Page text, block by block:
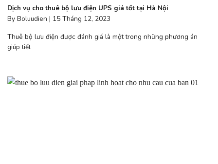
Dịch vụ cho thuê bộ lưu điện UPS giá tốt tại Hà Nội
By Boluudien | 15 Tháng 12, 2023
Thuê bộ lưu điện được đánh giá là một trong những phương án
giúp tiết